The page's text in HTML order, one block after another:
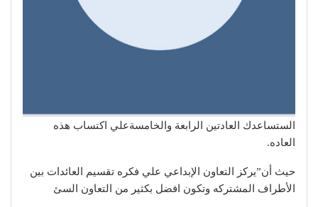
الستساعدك العادتين الرابعة والخامسةعلي اكتساب هذه
العاده.
حيث أن”يركز التعاون الإبداعي علي فكره تقسيم العائدات بين
الأطراف المشتركه وتكون افضل بكثير من التعاون السئ